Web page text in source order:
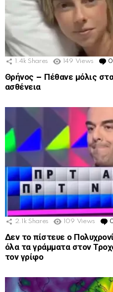
1.4k Shares 149 Views 0
Θρήνος – Πέθανε μόλις
ασθένεια
2.1k Shares 109 Views
Δεν το πίστευε ο
όλα τα γράμματα στον
τον γρίφο